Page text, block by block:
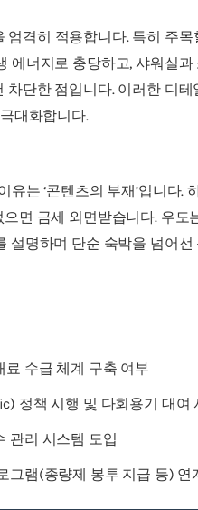
엄격히 적용합니다. 특히 주
에너지로 충당하고, 샤워실과
단한 점입니다. 이러한 디테
대화합니다.
는 ‘콘텐츠의 부재’입니다.
면 금세 외면받습니다. 우도
설명하며 단순 숙박을 넘어선
수급 체계 구축 여부
정책 시행 및 다회용기 대여
관리 시스템 도입
그램(종량제 봉투 지급 등) 연